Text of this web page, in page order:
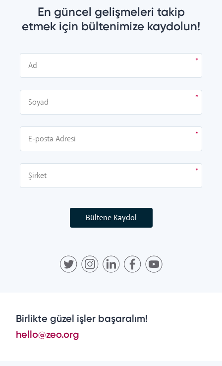
En güncel gelişmeleri takip
etmek için bültenimize kaydolun!
Bültene Kaydol
Birlikte güzel işler başaralım!
hello@zeo.org